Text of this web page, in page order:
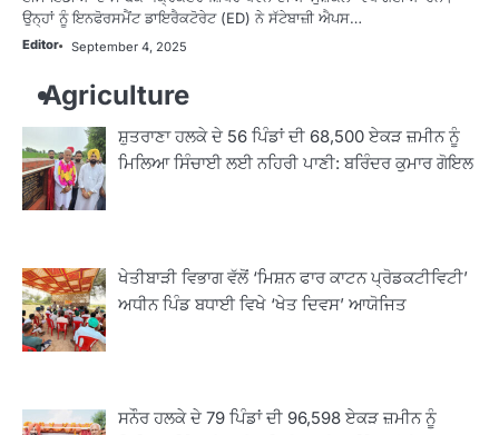
ਉਨ੍ਹਾਂ ਨੂੰ ਇਨਫੋਰਸਮੈਂਟ ਡਾਇਰੈਕਟੋਰੇਟ (ED) ਨੇ ਸੱਟੇਬਾਜ਼ੀ ਐਪਸ…
Editor September 4, 2025
Agriculture
ਸ਼ੁਤਰਾਣਾ ਹਲਕੇ ਦੇ 56 ਪਿੰਡਾਂ ਦੀ 68,500 ਏਕੜ ਜ਼ਮੀਨ ਨੂੰ
ਮਿਲਿਆ ਸਿੰਚਾਈ ਲਈ ਨਹਿਰੀ ਪਾਣੀ: ਬਰਿੰਦਰ ਕੁਮਾਰ ਗੋਇਲ
ਖੇਤੀਬਾੜੀ ਵਿਭਾਗ ਵੱਲੋਂ ‘ਮਿਸ਼ਨ ਫਾਰ ਕਾਟਨ ਪ੍ਰੋਡਕਟੀਵਿਟੀ’
ਅਧੀਨ ਪਿੰਡ ਬਧਾਈ ਵਿਖੇ ‘ਖੇਤ ਦਿਵਸ’ ਆਯੋਜਿਤ
ਸਨੌਰ ਹਲਕੇ ਦੇ 79 ਪਿੰਡਾਂ ਦੀ 96,598 ਏਕੜ ਜ਼ਮੀਨ ਨੂੰ